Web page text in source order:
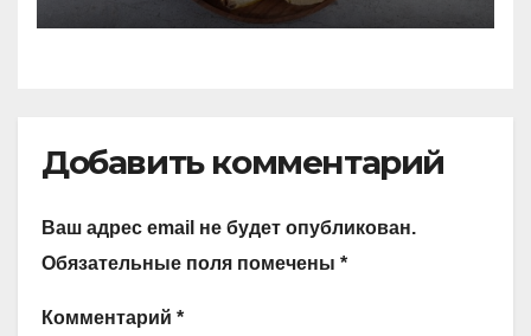
Добавить комментарий
Ваш адрес email не будет опубликован.
Обязательные поля помечены *
Комментарий *